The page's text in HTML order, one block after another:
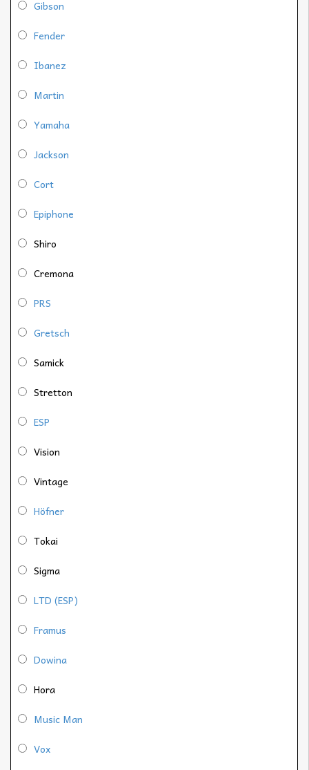
Gibson
Fender
Ibanez
Martin
Yamaha
Jackson
Cort
Epiphone
Shiro
Cremona
PRS
Gretsch
Samick
Stretton
ESP
Vision
Vintage
Höfner
Tokai
Sigma
LTD (ESP)
Framus
Dowina
Hora
Music Man
Vox